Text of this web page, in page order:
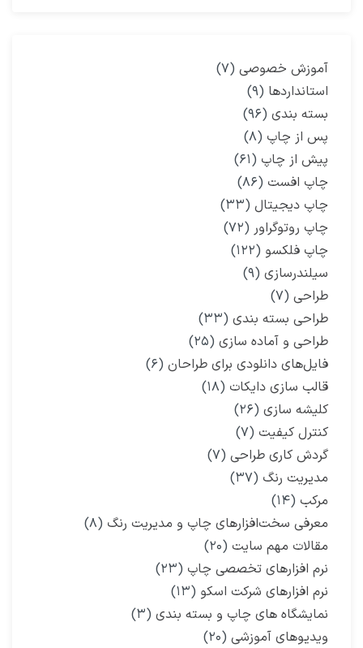
آموزش خصوصی (۷)
استانداردها (۹)
بسته بندی (۹۶)
پس از چاپ (۸)
پیش از چاپ (۶۱)
چاپ افست (۸۶)
چاپ دیجیتال (۳۳)
چاپ روتوگراور (۷۲)
چاپ فلکسو (۱۲۲)
سیلندرسازی (۹)
طراحی (۷)
طراحی بسته بندی (۳۳)
طراحی و آماده سازی (۲۵)
فایل‌های دانلودی برای طراحان (۶)
قالب سازی دایکات (۱۸)
کلیشه سازی (۲۶)
کنترل کیفیت (۷)
گردش کاری طراحی (۷)
مدیریت رنگ (۳۷)
مرکب (۱۴)
معرفی سخت‌افزارهای چاپ و مدیریت رنگ (۸)
مقالات مهم سایت (۲۰)
نرم افزارهای تخصصی چاپ (۲۳)
نرم افزارهای شرکت اسکو (۱۳)
نمایشگاه‌ های چاپ و بسته بندی (۳)
ویدیوهای آموزشی (۲۰)